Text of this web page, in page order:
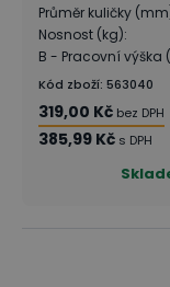
Průměr kuličky
Nosnost (kg):
B - Pracovní výška
Kód zboží: 563040
319,00 Kč bez DPH
385,99 Kč s DPH